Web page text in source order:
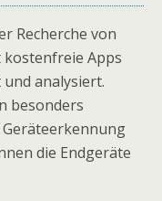
Recherche von
Apps
analysiert.
besonders
die Endgeräte